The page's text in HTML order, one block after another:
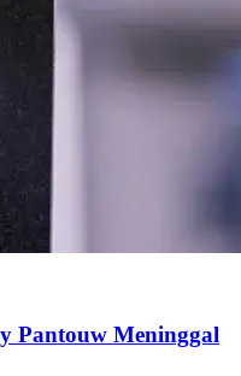
Pantouw Meninggal